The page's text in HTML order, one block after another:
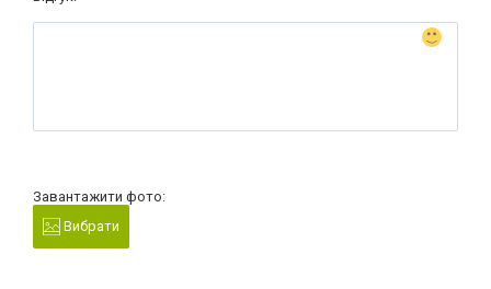
Завантажити фото:
Вибрати